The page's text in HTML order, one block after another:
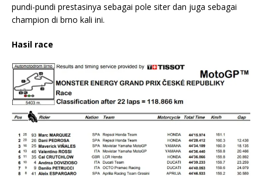
pundi-pundi prestasinya sebagai pole siter dan juga sebagai
champion di brno kali ini.
Hasil race